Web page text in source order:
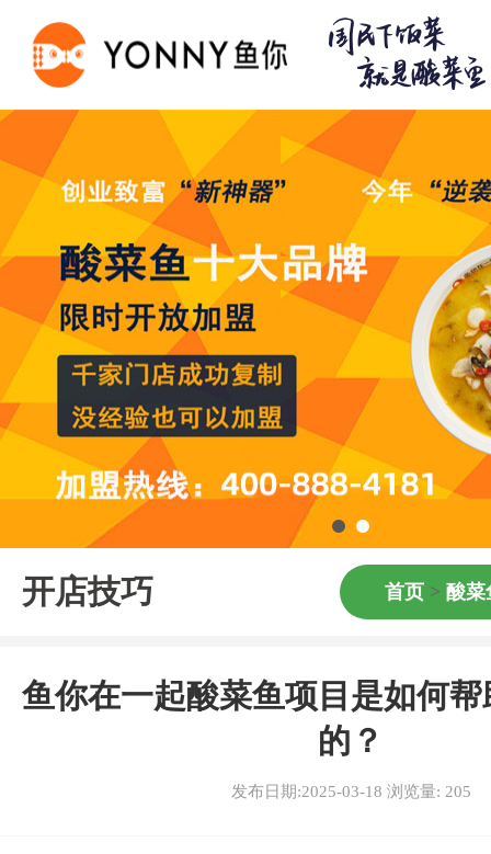
开店技巧 首页 > 酸菜
鱼你在一起酸菜鱼项目是如何
的？
发布日期:2025-03-18 浏览量: 205